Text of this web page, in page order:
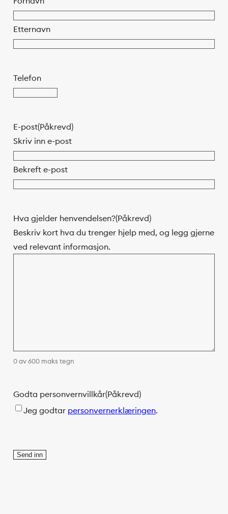
Etternavn
Telefon
E-post(Påkrevd)
Skriv inn e-post
Bekreft e-post
Hva gjelder henvendelsen?(Påkrevd)
Beskriv kort hva du trenger hjelp med, og legg gjerne
ved relevant informasjon.
0 av 600 maks tegn
Godta personvernvillkår(Påkrevd)
Jeg godtar personvernerklæringen.